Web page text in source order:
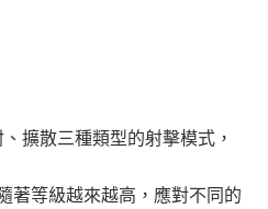
、 擴散三種類型的射擊模式，
著等級越來越高，應對不同的